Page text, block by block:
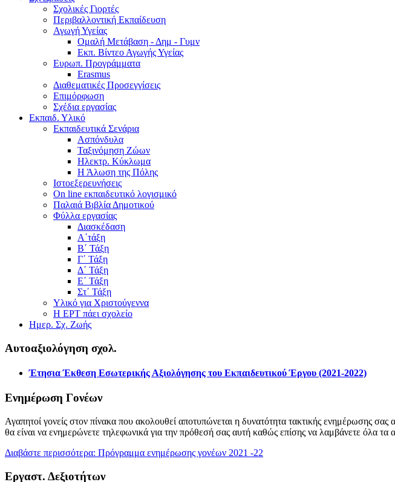
Σχολικές Γιορτές
Περιβαλλοντική Εκπαίδευση
Αγωγή Υγείας
Ομαλή Μετάβαση - Δημ - Γυμν
Εκπ. Βίντεο Αγωγής Υγείας
Ευρωπ. Προγράμματα
Erasmus
Διαθεματικές Προσεγγίσεις
Επιμόρφωση
Σχέδια εργασίας
Εκπαιδ. Υλικό
Εκπαιδευτικά Σενάρια
Ασπόνδυλα
Ταξινόμηση Ζώων
Ηλεκτρ. Κύκλωμα
Η Άλωση της Πόλης
Ιστοεξερευνήσεις
On line εκπαιδευτικό λογισμικό
Παλαιά Βιβλία Δημοτικού
Φύλλα εργασίας
Διασκέδαση
Α΄τάξη
Β΄ Τάξη
Γ΄ Τάξη
Δ΄ Τάξη
Ε΄ Τάξη
Στ΄ Τάξη
Υλικό για Χριστούγεννα
Η ΕΡΤ πάει σχολείο
Ημερ. Σχ. Ζωής
Αυτοαξιολόγηση σχολ.
Έτησια Έκθεση Εσωτερικής Αξιολόγησης του Εκπαιδευτικού Έργου (2021-2022)
Ενημέρωση Γονέων
Αγαπητοί γονείς στον πίνακα που ακολουθεί αποτυπώνεται η δυνατότητα τακτικής ενημέρωσης
θα είναι να ενημερώνετε τηλεφωνικά για την πρόθεσή σας αυτή καθώς επίσης να λαμβάνετε όλα τα
Διαβάστε περισσότερα: Πρόγραμμα ενημέρωσης γονέων 2021 -22
Εργαστ. Δεξιοτήτων